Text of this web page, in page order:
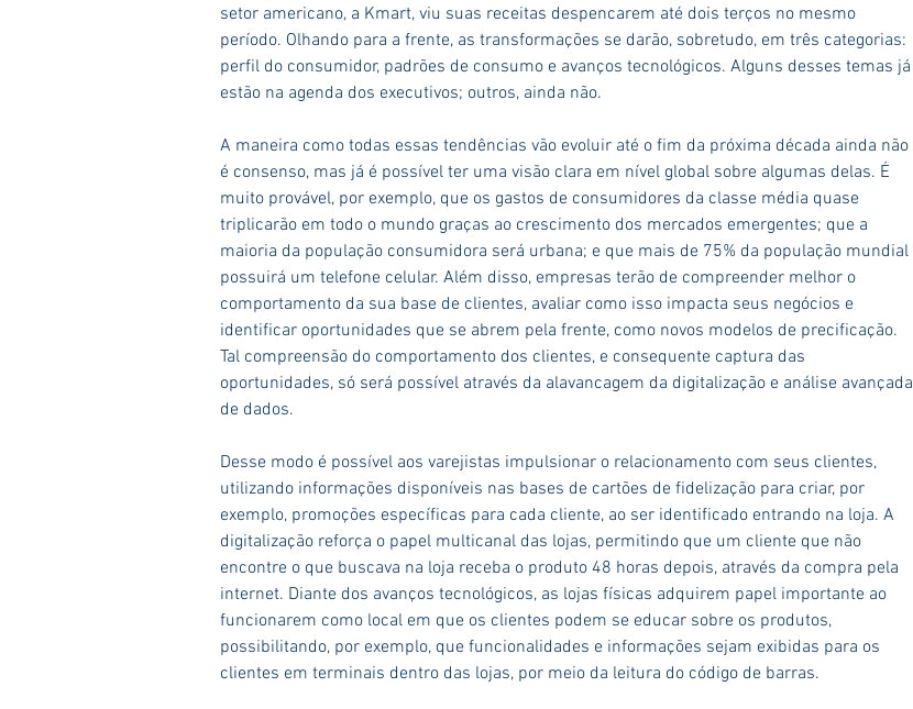
setor americano, a Kmart, viu suas receitas despencarem até dois terços no mesmo
período. Olhando para a frente, as transformações se darão, sobretudo, em três categorias:
perfil do consumidor, padrões de consumo e avanços tecnológicos. Alguns desses temas já
estão na agenda dos executivos; outros, ainda não.
A maneira como todas essas tendências vão evoluir até o fim da próxima década ainda não
é consenso, mas já é possível ter uma visão clara em nível global sobre algumas delas. É
muito provável, por exemplo, que os gastos de consumidores da classe média quase
triplicarão em todo o mundo graças ao crescimento dos mercados emergentes; que a
maioria da população consumidora será urbana; e que mais de 75% da população mundial
possuirá um telefone celular. Além disso, empresas terão de compreender melhor o
comportamento da sua base de clientes, avaliar como isso impacta seus negócios e
identificar oportunidades que se abrem pela frente, como novos modelos de precificação.
Tal compreensão do comportamento dos clientes, e consequente captura das
oportunidades, só será possível através da alavancagem da digitalização e análise avançada
de dados.
Desse modo é possível aos varejistas impulsionar o relacionamento com seus clientes,
utilizando informações disponíveis nas bases de cartões de fidelização para criar, por
exemplo, promoções específicas para cada cliente, ao ser identificado entrando na loja. A
digitalização reforça o papel multicanal das lojas, permitindo que um cliente que não
encontre o que buscava na loja receba o produto 48 horas depois, através da compra pela
internet. Diante dos avanços tecnológicos, as lojas físicas adquirem papel importante ao
funcionarem como local em que os clientes podem se educar sobre os produtos,
possibilitando, por exemplo, que funcionalidades e informações sejam exibidas para os
clientes em terminais dentro das lojas, por meio da leitura do código de barras.